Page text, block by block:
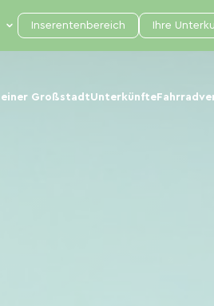
einer GroßstadtUnterkünfte
Inserentenbereich Ihre